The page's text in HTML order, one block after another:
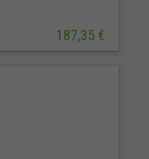
187,35 €